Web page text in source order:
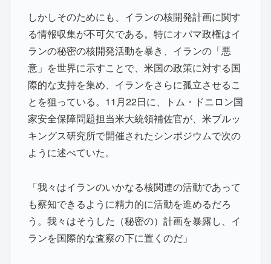
しかしそのためにも、イランの核開発計画に関す
る情報収集が不可欠である。特にオバマ政権はイ
ランの秘密の核開発活動を暴き、イランの「悪
意」を世界に示すことで、米国の政策に対する国
際的な支持を集め、イランをさらに孤立させるこ
とを狙っている。11月22日に、トム・ドニロン国
家安全保障問題担当米大統領補佐官が、米ブルッ
キングス研究所で開催されたシンポジウムで次の
ように述べていた。
「我々はイランのいかなる核関連の活動であって
も察知できるように精力的に活動を進めるだろ
う。我々はそうした（秘密の）計画を暴露し、イ
ランを国際的な査察の下に置くのだ」